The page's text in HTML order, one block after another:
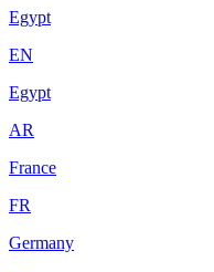
Egypt
EN
Egypt
AR
France
FR
Germany